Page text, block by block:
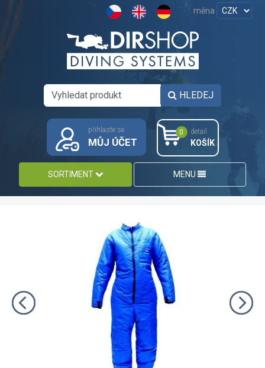
měna
HLEDEJ
přihlaste se
MŮJ ÚČET
0 detail
KOŠÍK
SORTIMENT MENU